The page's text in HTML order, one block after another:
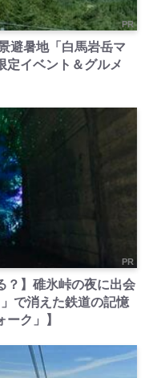
PR
避暑地「白馬岩岳マ
定イベント＆グルメ
PR
？】碓氷峠の夜に出会
で消えた鉄道の記憶
ク」】